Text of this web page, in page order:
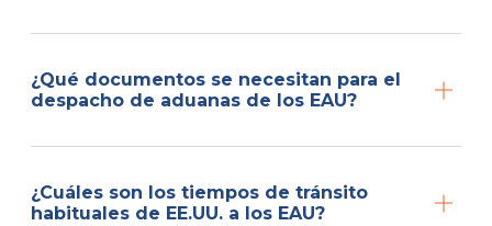
¿Qué documentos se necesitan para el
despacho de aduanas de los EAU?
¿Cuáles son los tiempos de tránsito
habituales de EE.UU. a los EAU?